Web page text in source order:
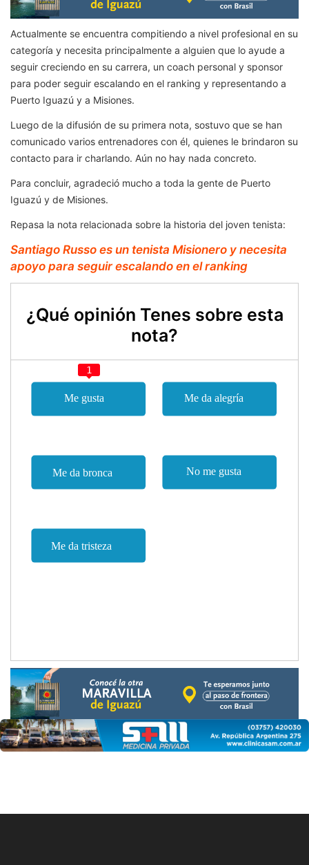
Actualmente se encuentra compitiendo a nivel profesional en su
categoría y necesita principalmente a alguien que lo ayude a
seguir creciendo en su carrera, un coach personal y sponsor
para poder seguir escalando en el ranking y representando a
Puerto Iguazú y a Misiones.
Luego de la difusión de su primera nota, sostuvo que se han
comunicado varios entrenadores con él, quienes le brindaron su
contacto para ir charlando. Aún no hay nada concreto.
Para concluir, agradeció mucho a toda la gente de Puerto
Iguazú y de Misiones.
Repasa la nota relacionada sobre la historia del joven tenista:
Santiago Russo es un tenista Misionero y necesita
apoyo para seguir escalando en el ranking
¿Qué opinión Tenes sobre esta
nota?
1